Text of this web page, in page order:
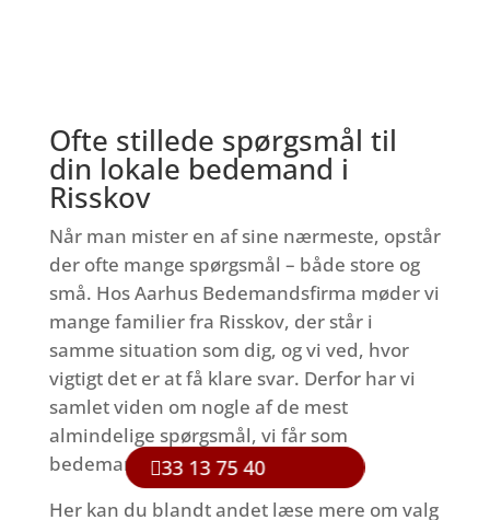
Ofte stillede spørgsmål til
din lokale bedemand i
Risskov
Når man mister en af sine nærmeste, opstår
der ofte mange spørgsmål – både store og
små. Hos Aarhus Bedemandsfirma møder vi
mange familier fra Risskov, der står i
samme situation som dig, og vi ved, hvor
vigtigt det er at få klare svar. Derfor har vi
samlet viden om nogle af de mest
almindelige spørgsmål, vi får som
bedemand i Risskov.
Her kan du blandt andet læse mere om valg
33 13 75 40